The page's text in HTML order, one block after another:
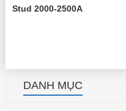
Stud 2000-2500A
DANH MỤC